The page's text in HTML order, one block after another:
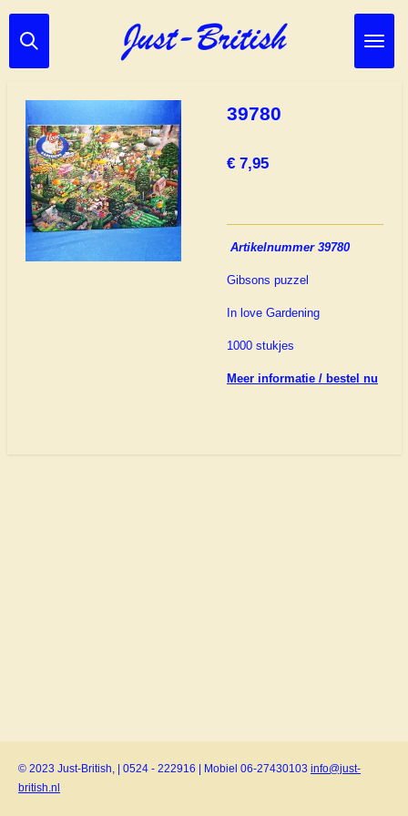
Ga
direct
hoofdinhoud
39780
€ 7,95
Artikelnummer 39780
Gibsons puzzel
In love Gardening
1000 stukjes
Meer informatie / bestel nu
© 2023 Just-British, | 0524 - 222916 | Mobiel 06-27430103 info@just-
british.nl